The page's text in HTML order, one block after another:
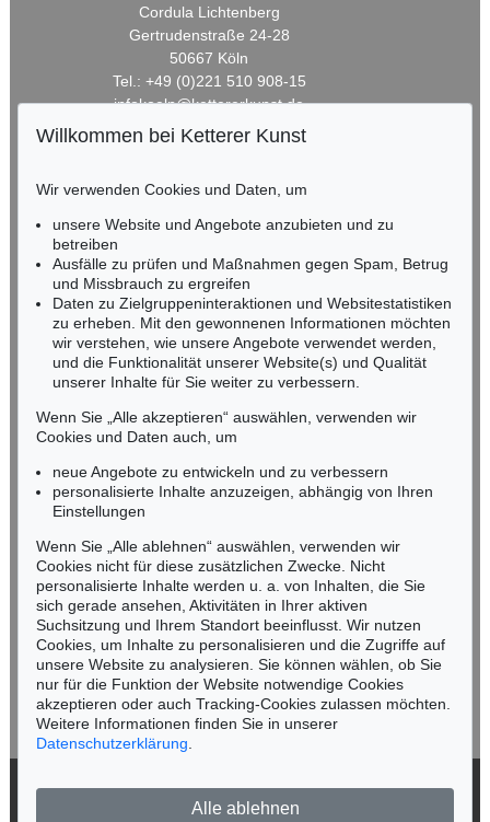
Cordula Lichtenberg
Gertrudenstraße 24-28
50667 Köln
Tel.: +49 (0)221 510 908-15
infokoeln@kettererkunst.de
HESSEN
Miriam Heß
Tel.: +49 (0)62 21 58 80-038
Fax: +49 (0)62 21 58 80-595
infoheidelberg@kettererkunst.de
NORDDEUTSCHLAND
Nico Kassel, M.A.
Mobil: +49 (0)171 8618661
n.kassel@kettererkunst.de
Keine Auktion mehr verpassen!
Wir informieren Sie rechtzeitig.
Jetzt zum Newsletter anmelden >
Willkommen bei Ketterer Kunst
Wir verwenden Cookies und Daten, um
unsere Website und Angebote anzubieten und zu
betreiben
Ausfälle zu prüfen und Maßnahmen gegen Spam, Betrug
und Missbrauch zu ergreifen
Daten zu Zielgruppeninteraktionen und Websitestatistiken
zu erheben. Mit den gewonnenen Informationen möchten
wir verstehen, wie unsere Angebote verwendet werden,
und die Funktionalität unserer Website(s) und Qualität
unserer Inhalte für Sie weiter zu verbessern.
Wenn Sie „Alle akzeptieren“ auswählen, verwenden wir
Cookies und Daten auch, um
neue Angebote zu entwickeln und zu verbessern
personalisierte Inhalte anzuzeigen, abhängig von Ihren
Einstellungen
Wenn Sie „Alle ablehnen“ auswählen, verwenden wir
Cookies nicht für diese zusätzlichen Zwecke. Nicht
personalisierte Inhalte werden u. a. von Inhalten, die Sie
sich gerade ansehen, Aktivitäten in Ihrer aktiven
Suchsitzung und Ihrem Standort beeinflusst. Wir nutzen
Cookies, um Inhalte zu personalisieren und die Zugriffe auf
unsere Website zu analysieren. Sie können wählen, ob Sie
nur für die Funktion der Website notwendige Cookies
akzeptieren oder auch Tracking-Cookies zulassen möchten.
Weitere Informationen finden Sie in unserer
Datenschutzerklärung
Alle ablehnen